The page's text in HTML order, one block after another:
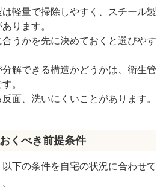
軽量で掃除しやすく、スチール製
ります。
うかを先に決めておくと選びやす
分解できる構造かどうかは、衛生管
。
面、洗いにくいことがあります。
くべき前提条件
下の条件を自宅の状況に合わせて